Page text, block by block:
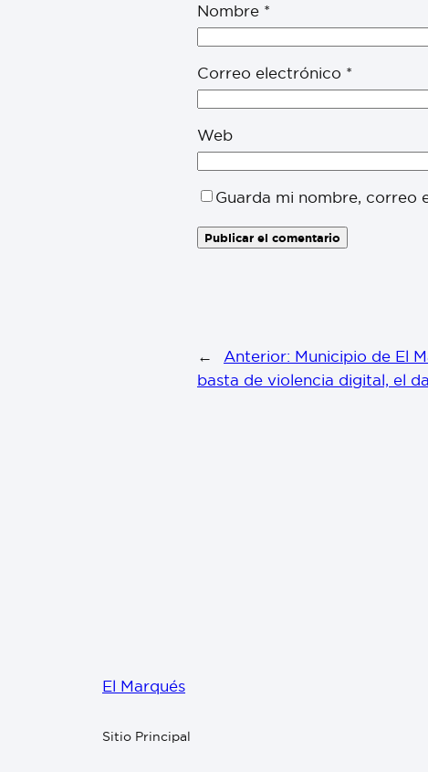
Nombre *
Correo electrónico *
Web
Guarda mi nombre, correo
← Anterior: Municipio de El
basta de violencia digital, el
El Marqués
Sitio Principal